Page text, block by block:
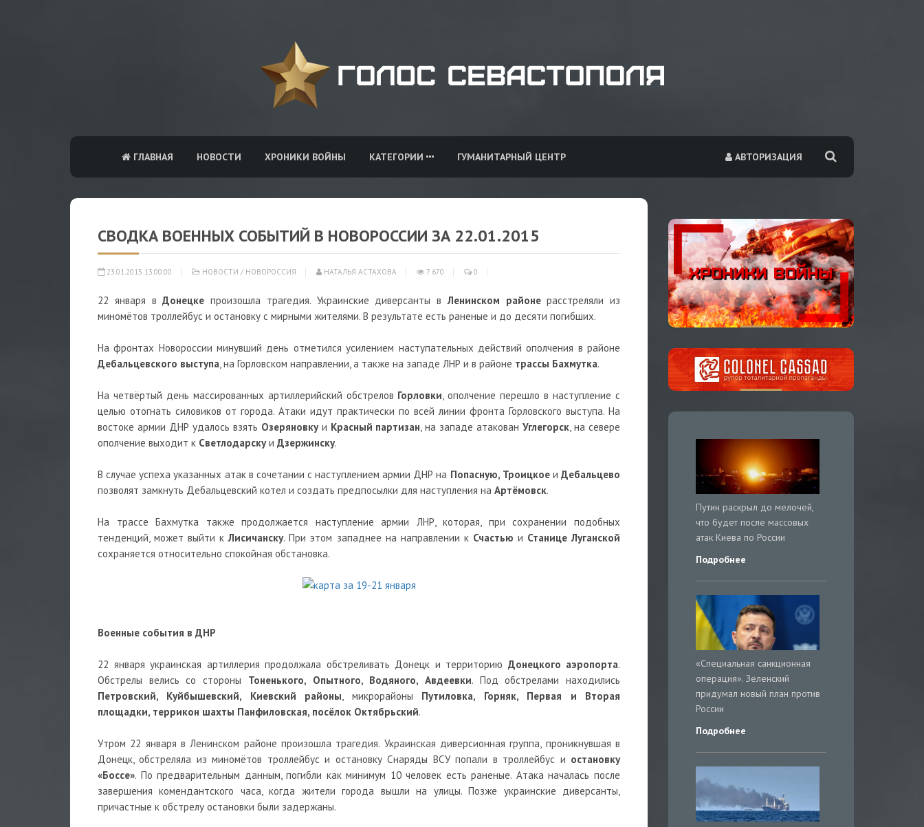
АВТОРИЗАЦИЯ
ГЛАВНАЯ НОВОСТИ ХРОНИКИ ВОЙНЫ КАТЕГОРИИ ГУМАНИТАРНЫЙ ЦЕНТР
СВОДКА ВОЕННЫХ СОБЫТИЙ В НОВОРОССИИ ЗА 22.01.2015
23.01.2015 13:00:00 НОВОСТИ / НОВОРОССИЯ НАТАЛЬЯ АСТАХОВА 7 670 0
22 января вДонецке произошла трагедия. Украинские диверсанты вЛенинском районерасстреляли из
миномётов троллейбус и остановку с мирными жителями. В результате есть раненые и до десяти погибших.
На фронтах Новороссии минувший день отметился усилением наступательных действий ополчения в районе
Дебальцевского выступа, на Горловском направлении, а также на западе ЛНР и в районе трассы Бахмутка.
На четвёртый день массированных артиллерийский обстрелов Горловки, ополчение перешло в наступление с
целью отогнать силовиков от города. Атаки идут практически по всей линии фронта Горловского выступа. На
востоке армии ДНР удалось взять Озеряновкуи Красный партизан, на западе атакованУглегорск, на севере
ополчение выходит к Светлодарскуи Дзержинску.
В случае успеха указанных атак в сочетании с наступлением армии ДНР на Попасную, ТроицкоеиДебальцево
позволят замкнуть Дебальцевский котел и создать предпосылки для наступления на Артёмовск.
На трассе Бахмутка также продолжается наступление армии ЛНР, которая, при сохранении подобных
тенденций, может выйти кЛисичанску. При этом западнее на направлении к Счастью и Станице Луганской
сохраняется относительно спокойная обстановка.
Военные события в ДНР
22 января украинская артиллерия продолжала обстреливать Донецк и территорию Донецкого аэропорта.
Обстрелы велись со стороны Тоненького, Опытного, Водяного, Авдеевки. Под обстрелами находились
Петровский, Куйбышевский, Киевский районы, микрорайоны Путиловка, Горняк, Первая и Вторая
площадки, террикон шахты Панфиловская, посёлок Октябрьский.
Утром 22 января в Ленинском районе произошла трагедия. Украинская диверсионная группа, проникнувшая в
Донецк, обстреляла из миномётов троллейбус и остановку Снаряды ВСУ попали в троллейбус и остановку
«Боссе». По предварительным данным, погибли как минимум 10 человек есть раненые. Атака началась после
завершения комендантского часа, когда жители города вышли на улицы. Позже украинские диверсанты,
причастные к обстрелу остановки были задержаны.
Путин раскрыл до мелочей,
что будет после массовых
атак Киева по России
Подробнее
«Специальная санкционная
операция». Зеленский
придумал новый план против
России
Подробнее